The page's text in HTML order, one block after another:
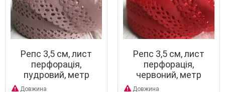
Репс 3,5 см, лист
перфорація,
пудровий, метр
Довжина
Репс 3,5 см, лист
перфорація,
червоний, метр
Довжина